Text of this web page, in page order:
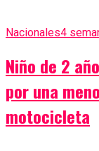
Nacionales4
Niño de 2
por una
motocicleta